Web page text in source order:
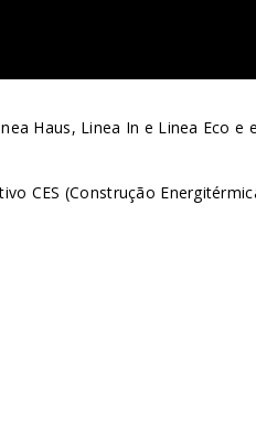
Haus, Linea In e Linea Eco e
CES (Construção